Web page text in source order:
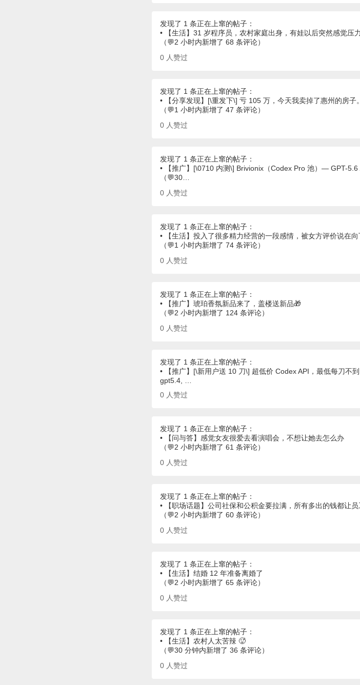
发现了 1 条正在上窜的帖子：
• 【生活】31 岁程序员，农村家庭出身，有娃以后突然感觉压
（💬2 小时内新增了 68 条评论）
0 人赞过
发现了 1 条正在上窜的帖子：
• 【分享发现】[\重发下\] 亏 105 万，今天我卖掉了惠州的房子。
（💬1 小时内新增了 47 条评论）
0 人赞过
发现了 1 条正在上窜的帖子：
• 【推广】[\0710 内测\] Brivionix（Codex Pro 池）— GPT-
（💬30…
0 人赞过
发现了 1 条正在上窜的帖子：
• 【生活】投入了很多精力经营的一段感情，被女方评价说在
（💬1 小时内新增了 74 条评论）
0 人赞过
发现了 1 条正在上窜的帖子：
• 【推广】琥珀香氛新品来了，盖楼送新品🎁
（💬2 小时内新增了 124 条评论）
0 人赞过
发现了 1 条正在上窜的帖子：
• 【推广】[\新用户送 10 刀\] 超低价 Codex API，最低每刀不
gpt5.4, …
0 人赞过
发现了 1 条正在上窜的帖子：
• 【问与答】感觉女友很爱去看演唱会，不想让她去怎么办
（💬2 小时内新增了 61 条评论）
0 人赞过
发现了 1 条正在上窜的帖子：
• 【职场话题】公司社保和公积金要拉满，所有多出的钱都让
（💬2 小时内新增了 60 条评论）
0 人赞过
发现了 1 条正在上窜的帖子：
• 【生活】结婚 12 年准备离婚了
（💬2 小时内新增了 65 条评论）
0 人赞过
发现了 1 条正在上窜的帖子：
• 【生活】农村人太苦辣 🥵
（💬30 分钟内新增了 36 条评论）
0 人赞过